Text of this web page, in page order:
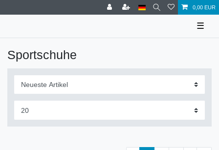
0,00 EUR
☰
Sportschuhe